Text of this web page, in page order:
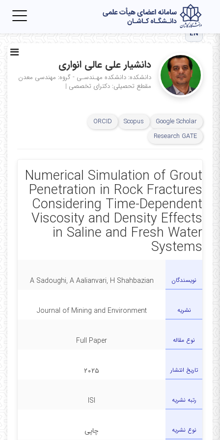
EN
دانشیار علی عالی انواری
دانشکده: دانشکده مهـندسـی - گروه: مهندسی معدن
مقطع تحصیلی: دکترای تخصصی |
Google Scholar
Scopus
ORCID
Research GATE
Numerical Simulation of Grout
Penetration in Rock Fractures
Considering Time-Dependent
Viscosity and Density Effects
in Saline and Fresh Water
Systems
نویسندگان A Sadoughi, A Aalianvari, H Shahbazian
نشریه Journal of Mining and Environment
نوع مقاله Full Paper
تاریخ انتشار ۲۰۲۵
رتبه نشریه ISI
نوع نشریه چاپی